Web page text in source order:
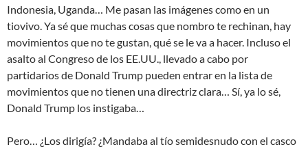
Indonesia, Uganda… Me pasan las imágenes como en un
tiovivo. Ya sé que muchas cosas que nombro te rechinan, hay
movimientos que no te gustan, qué se le va a hacer. Incluso el
asalto al Congreso de los EE.UU., llevado a cabo por
partidarios de Donald Trump pueden entrar en la lista de
movimientos que no tienen una directriz clara… Sí, ya lo sé,
Donald Trump los instigaba…
Pero… ¿Los dirigía? ¿Mandaba al tío semidesnudo con el casco